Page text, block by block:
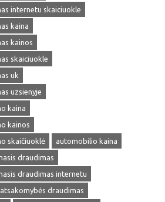
internetu skaiciuokle
kaina
kainos
skaiciuokle
uk
uzsienyje
kaina
kainos
skaičiuoklė
automobilio kaina
draudimas
draudimas internetu
draudimas